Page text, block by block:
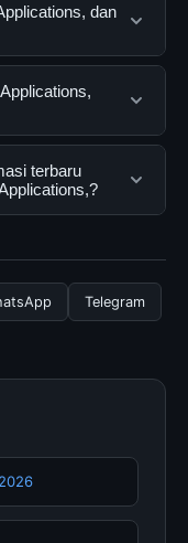
dan
adalah
dan
dengan
panduan yang
dapat
Tidak ada
diperlukan
terbaru
berkala. Kami
terkini dan
Telegram